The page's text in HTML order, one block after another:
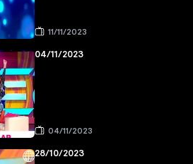
11/11/2023
04/11/2023
04/11/2023
28/10/2023